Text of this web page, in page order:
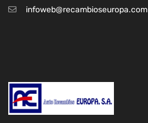
infoweb@recambioseuropa.com